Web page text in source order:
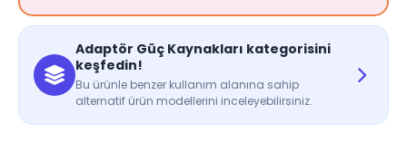
Adaptör Güç Kaynakları kategorisini
keşfedin!
Bu ürünle benzer kullanım alanına sahip
alternatif ürün modellerini inceleyebilirsiniz.